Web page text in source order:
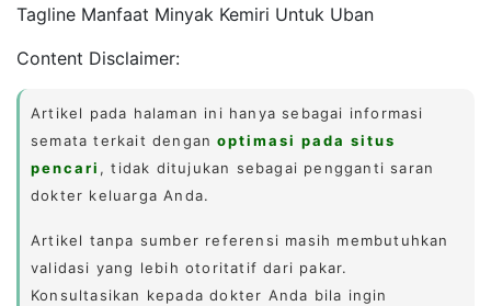
Tagline Manfaat Minyak Kemiri Untuk Uban
Content Disclaimer:
Artikel pada halaman ini hanya sebagai informasi
semata terkait denganoptimasi pada situs
pencari , tidak ditujukan sebagai pengganti saran
dokter keluarga Anda.
Artikel tanpa sumber referensi masih membutuhkan
validasi yang lebih otoritatif dari pakar.
Konsultasikan kepada dokter Anda bila ingin